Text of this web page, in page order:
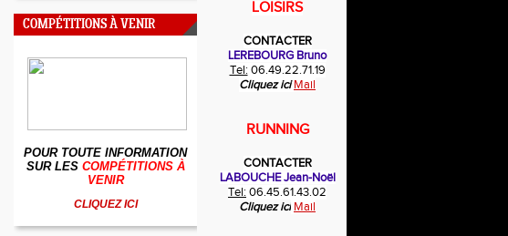
COMPÉTITIONS À VENIR
POUR TOUTE INFORMATION
SUR LES COMPÉTITIONS À
VENIR
CLIQUEZ ICI
LOISIRS
CONTACTER
LEREBOURG Bruno
Tel: 06.49.22.71.19
Cliquez ici Mail
RUNNING
CONTACTER
LABOUCHE Jean-Noël
Tel: 06.45.61.43.02
Cliquez ici Mail